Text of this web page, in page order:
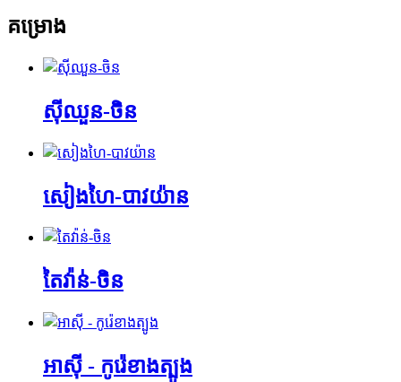
គម្រោង
ស៊ីឈួន-ចិន
សៀងហៃ-បាវយ៉ាន
តៃវ៉ាន់-ចិន
អាស៊ី - កូរ៉េខាងត្បូង